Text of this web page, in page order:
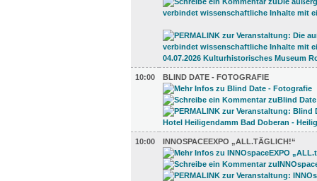
10:00 BLIND DATE - FOTOGRAFIE
10:00 INNOSPACEEXPO „ALL.TÄGLICH!“